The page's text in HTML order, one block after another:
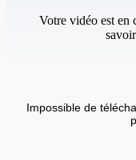
Votre vidéo est en
Impossible de